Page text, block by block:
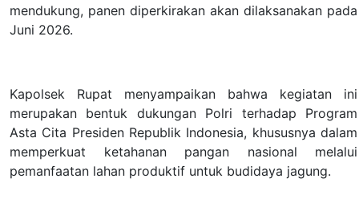
mendukung, panen diperkirakan akan dilaksanakan pada
Juni 2026.
Kapolsek Rupat menyampaikan bahwa kegiatan ini
merupakan bentuk dukungan Polri terhadap Program
Asta Cita Presiden Republik Indonesia, khususnya dalam
memperkuat ketahanan pangan nasional melalui
pemanfaatan lahan produktif untuk budidaya jagung.